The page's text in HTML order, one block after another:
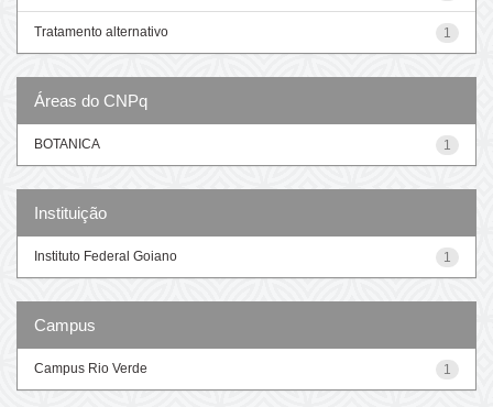
1
Tratamento alternativo
Áreas do CNPq
1
BOTANICA
Instituição
1
Instituto Federal Goiano
Campus
1
Campus Rio Verde